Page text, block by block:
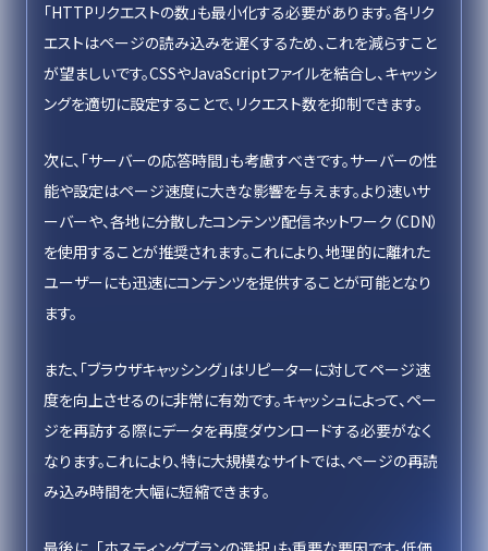
「HTTPリクエストの数」も最小化する必要があります。各リク
エストはページの読み込みを遅くするため、これを減らすこと
が望ましいです。CSSやJavaScriptファイルを結合し、キャッシ
ングを適切に設定することで、リクエスト数を抑制できます。
次に、「サーバーの応答時間」も考慮すべきです。サーバーの性
能や設定はページ速度に大きな影響を与えます。より速いサ
ーバーや、各地に分散したコンテンツ配信ネットワーク（CDN）
を使用することが推奨されます。これにより、地理的に離れた
ユーザーにも迅速にコンテンツを提供することが可能となり
ます。
また、「ブラウザキャッシング」はリピーターに対してページ速
度を向上させるのに非常に有効です。キャッシュによって、ペー
ジを再訪する際にデータを再度ダウンロードする必要がなく
なります。これにより、特に大規模なサイトでは、ページの再読
み込み時間を大幅に短縮できます。